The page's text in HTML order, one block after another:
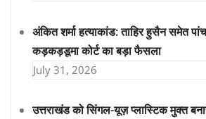
अंकित शर्मा हत्याकांड: ताहिर हुसैन समेत
कड़कड़डूमा कोर्ट का बड़ा फैसला
July 31, 2026
उत्तराखंड को सिंगल-यूज़ प्लास्टिक मुक्त